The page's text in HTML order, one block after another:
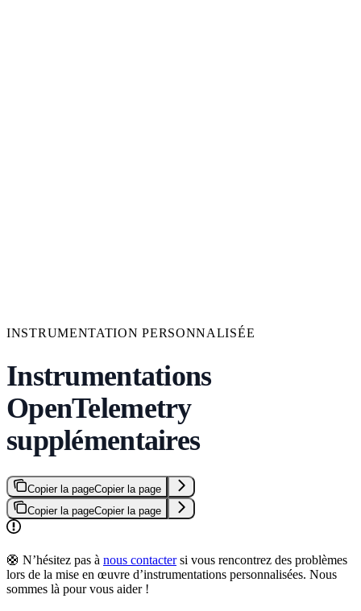
INSTRUMENTATION PERSONNALISÉE
Instrumentations
OpenTelemetry
supplémentaires
Copier la pageCopier la page
Copier la pageCopier la page
🛟 N’hésitez pas à nous contactersi vous rencontrez des problèmes
lors de la mise en œuvre d’instrumentations personnalisées. Nous
sommes là pour vous aider !